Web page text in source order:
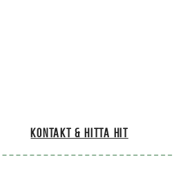
Kontakt & hitta hit